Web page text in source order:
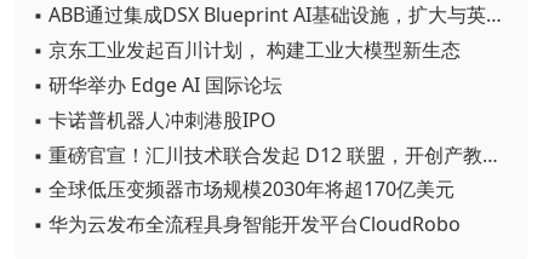
▪ ABB通过集成DSX Blueprint AI基础设施，扩大与英伟达的合作
▪ 京东工业发起百川计划， 构建工业大模型新生态
▪ 研华举办 Edge AI 国际论坛
▪ 卡诺普机器人冲刺港股IPO
▪ 重磅官宣！汇川技术联合发起 D12 联盟，开创产教融合新范式
▪ 全球低压变频器市场规模2030年将超170亿美元
▪ 华为云发布全流程具身智能开发平台CloudRobo